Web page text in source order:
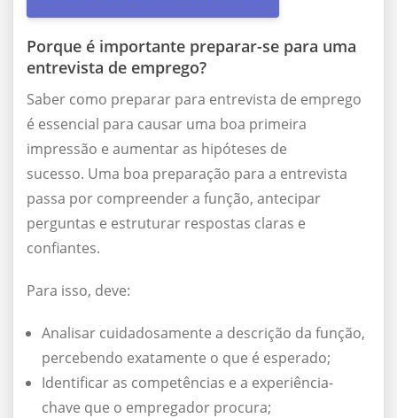
Porque é importante preparar-se para uma
entrevista de emprego?
Saber como preparar para entrevista de emprego
é essencial para causar uma boa primeira
impressão e aumentar as hipóteses de
sucesso. Uma boa preparação para a entrevista
passa por compreender a função, antecipar
perguntas e estruturar respostas claras e
confiantes.
Para isso, deve:
Analisar cuidadosamente a descrição da função,
percebendo exatamente o que é esperado;
Identificar as competências e a experiência-
chave que o empregador procura;